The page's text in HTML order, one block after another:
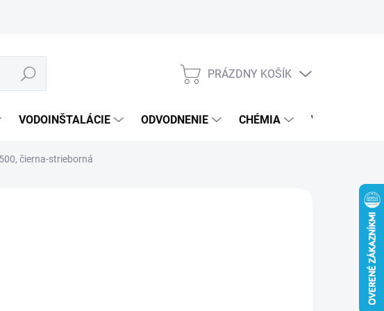
Hľadať
NÁKUPNÝ
PRÁZDNY KOŠÍK
VODOINŠTALÁCIE ODVODNENIE CHÉMIA VEREJNÝ
čierna-strieborná